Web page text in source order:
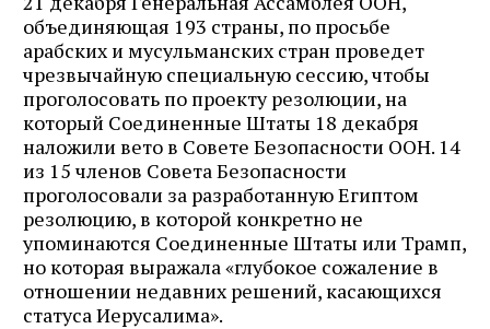
объединяющая 193 страны, по просьбе
арабских и мусульманских стран проведет
чрезвычайную специальную сессию, чтобы
проголосовать по проекту резолюции, на
который Соединенные Штаты 18 декабря
наложили вето в Совете Безопасности ООН. 14
из 15 членов Совета Безопасности
проголосовали за разработанную Египтом
резолюцию, в которой конкретно не
упоминаются Соединенные Штаты или Трамп,
но которая выражала «глубокое сожаление в
отношении недавних решений, касающихся
статуса Иерусалима».